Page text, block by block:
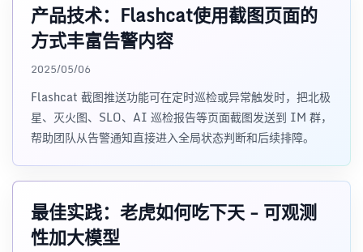
产品技术：Flashcat使用截图页面的
方式丰富告警内容
2025/05/06
Flashcat 截图推送功能可在定时巡检或异常触发时，把北极
星、灭火图、SLO、AI 巡检报告等页面截图发送到 IM 群，
帮助团队从告警通知直接进入全局状态判断和后续排障。
最佳实践：老虎如何吃下天 - 可观测
性加大模型